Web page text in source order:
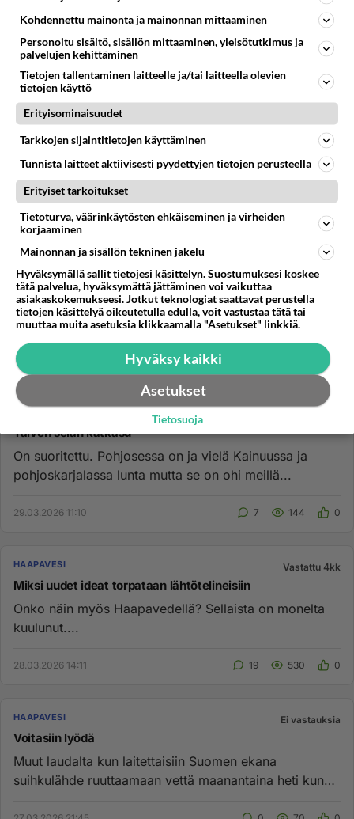
Suomen tehä lisää
lImastopäätösäästöjä! Jonka voi tehä Muulla! Mutta
muut ei tee tarpeeksi!...
29.03.2026 14:56
Talven selän katkasu
On suoritettu. Pohjosessa on ja vielä Kainuussa ja
pohjoskarjalassa lunta mutta se on ohi meillä...
29.03.2026 11:10 7 144 0
HAAPAVESI Vastattu 4kk
Miksi uudet ideat torpataan lähtötelineisiin
Onko näin myös Haapavedellä? Sellaista on monelta
kuulunut....
28.03.2026 14:11 19 530 0
HAAPAVESI Ei vastauksia
Voitasiin lyödä
Muut laudalta kun laitettaisiin Suomen ekana
suihkulähde ruuttaamaan vettä maanantaina heti kun
Kohdennettu mainonta ja mainonnan mittaaminen
Personoitu sisältö, sisällön mittaaminen, yleisötutkimus ja
palvelujen kehittäminen
Tietojen tallentaminen laitteelle ja/tai laitteella olevien
tietojen käyttö
Erityisominaisuudet
Tarkkojen sijaintitietojen käyttäminen
Tunnista laitteet aktiivisesti pyydettyjen tietojen perusteella
Erityiset tarkoitukset
Tietoturva, väärinkäytösten ehkäiseminen ja virheiden
korjaaminen
Mainonnan ja sisällön tekninen jakelu
Hyväksymällä sallit tietojesi käsittelyn. Suostumuksesi koskee
tätä palvelua, hyväksymättä jättäminen voi vaikuttaa
asiakaskokemukseesi. Jotkut teknologiat saattavat perustella
tietojen käsittelyä oikeutetulla edulla, voit vastustaa tätä tai
muuttaa muita asetuksia klikkaamalla "Asetukset" linkkiä.
Hyväksy kaikki
Asetukset
Tietosuoja